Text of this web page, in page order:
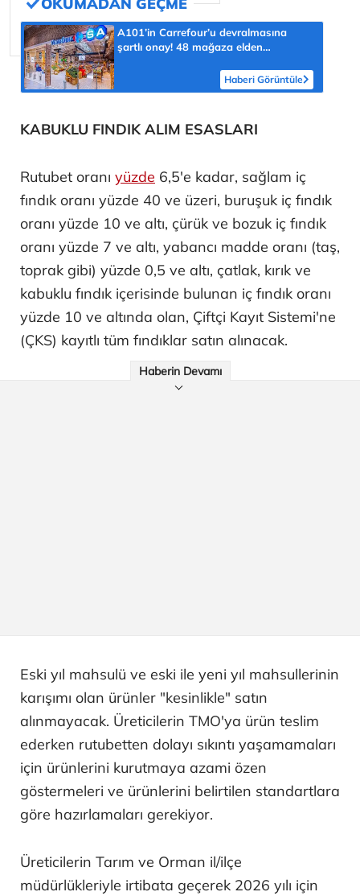
A101’in Carrefour’u devralmasına
şartlı onay! 48 mağaza elden
Haberi Görüntüle
KABUKLU FINDIK ALIM ESASLARI
Rutubet oranı yüzde 6,5'e kadar, sağlam iç
fındık oranı yüzde 40 ve üzeri, buruşuk iç fındık
oranı yüzde 10 ve altı, çürük ve bozuk iç fındık
oranı yüzde 7 ve altı, yabancı madde oranı (taş,
toprak gibi) yüzde 0,5 ve altı, çatlak, kırık ve
kabuklu fındık içerisinde bulunan iç fındık oranı
yüzde 10 ve altında olan, Çiftçi Kayıt Sistemi'ne
(ÇKS) kayıtlı tüm fındıklar satın alınacak.
Haberin Devamı
Eski yıl mahsulü ve eski ile yeni yıl mahsullerinin
karışımı olan ürünler "kesinlikle" satın
alınmayacak. Üreticilerin TMO'ya ürün teslim
ederken rutubetten dolayı sıkıntı yaşamamaları
için ürünlerini kurutmaya azami özen
göstermeleri ve ürünlerini belirtilen standartlara
göre hazırlamaları gerekiyor.
Üreticilerin Tarım ve Orman il/ilçe
müdürlükleriyle irtibata geçerek 2026 yılı için